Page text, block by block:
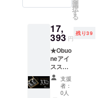
[1セッ
トあた
り、一
般販売
予定価
格
12,980
（税・
ラス×2
アイス
×1 布製
ポーチ×
１ 特製
収納
ケース
付き(縦
約
18cm×
選
択
す
る
17,
393 円
残り39
★Obuo
neアイ
スス
トーン
セット
×2セッ
支援
者：
0人